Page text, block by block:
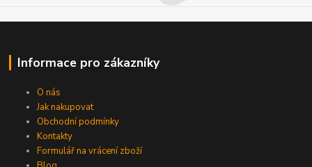
Informace pro zákazníky
O nás
Jak nakupovat
Obchodní podmínky
Kontakty
Formulář na vrácení zboží